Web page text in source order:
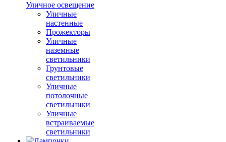
Уличное освещение
Уличные
настенные
Прожекторы
Уличные
наземные
светильники
Грунтовые
светильники
Уличные
потолочные
светильники
Уличные
встраиваемые
светильники